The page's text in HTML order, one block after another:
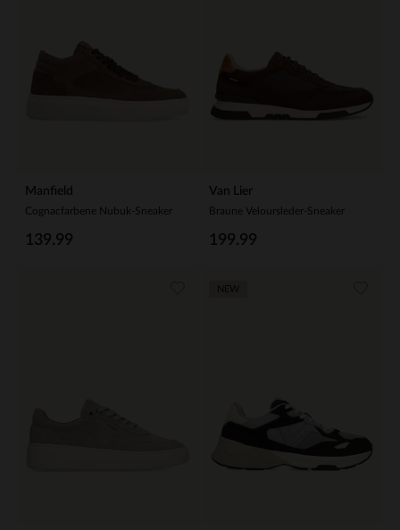
Manfield
Cognacfarbene Nubuk-Sneaker
139.99
Van Lier
Braune Veloursleder-Sneaker
199.99